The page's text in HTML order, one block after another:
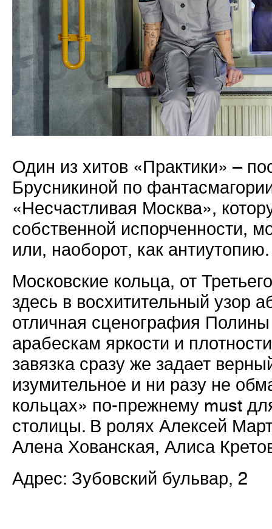
Один из хитов «Практики» –
Брусникиной по
«Несчастливая Москва»,
собственной испорченности,
или, наоборот, как антиутопию.
Московские кольца, от
здесь в восхитительный узор
отличная сценография
арабескам яркости и
завязка сразу же задает
изумительное и ни разу не
кольцах» по-прежнему must
столицы. В ролях Алексей
Алена Хованская, Алиса
Адрес: Зубовский бульвар, 2